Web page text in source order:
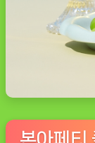
본아페티